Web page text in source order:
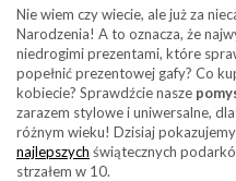
Nie wiem czy wiecie, ale już za
Narodzenia! A to oznacza, że
niedrogimi prezentami, które
popełnić prezentowej gafy? Co
kobiecie? Sprawdźcie nasze
zarazem stylowe i uniwersalne,
różnym wieku! Dzisiaj
najlepszych świątecznych
strzałem w 10.